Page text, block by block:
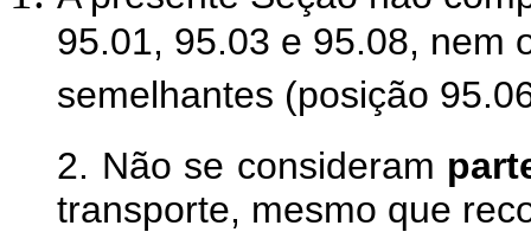
95.01, 95.03 e 95.08, nem
semelhantes (posição
2. Não se consideram
transporte, mesmo que